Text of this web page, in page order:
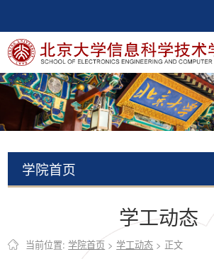
学院首页
学工动态
当前位置:学院首页 >学工动态 > 正文